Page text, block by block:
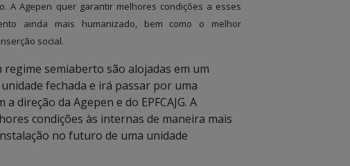
A Agepen quer garantir melhores condições a esses
ainda mais humanizado, bem como o melhor
social.
regime semiaberto são alojadas em um
fechada e irá passar por uma
direção da Agepen e do EPFCAJG. A
condições às internas de maneira mais
no futuro de uma unidade